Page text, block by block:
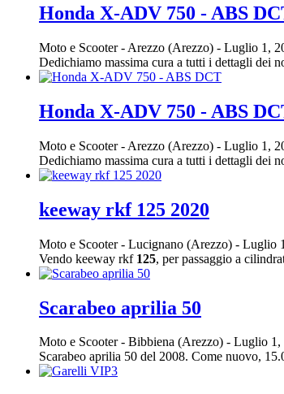
Honda X-ADV 750 - ABS
Moto e Scooter- Arezzo (Arezzo) - Luglio 1,
Dedichiamo massima cura a tutti i dettagli dei
Honda X-ADV 750 - ABS
Moto e Scooter- Arezzo (Arezzo) - Luglio 1,
Dedichiamo massima cura a tutti i dettagli dei
keeway rkf 125 2020
Moto e Scooter- Lucignano (Arezzo) - Luglio
Vendo keeway rkf 125, per passaggio a
Scarabeo aprilia 50
Moto e Scooter- Bibbiena (Arezzo) - Luglio 1,
Scarabeo aprilia 50 del 2008. Come nuovo,